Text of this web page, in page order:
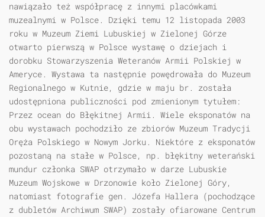
nawiązało też współpracę z innymi placówkami
muzealnymi w Polsce. Dzięki temu 12 listopada 2003
roku w Muzeum Ziemi Lubuskiej w Zielonej Górze
otwarto pierwszą w Polsce wystawę o dziejach i
dorobku Stowarzyszenia Weteranów Armii Polskiej w
Ameryce. Wystawa ta następnie powędrowała do Muzeum
Regionalnego w Kutnie, gdzie w maju br. została
udostępniona publiczności pod zmienionym tytułem:
Przez ocean do Błękitnej Armii. Wiele eksponatów na
obu wystawach pochodziło ze zbiorów Muzeum Tradycji
Oręża Polskiego w Nowym Jorku. Niektóre z eksponatów
pozostaną na stałe w Polsce, np. błękitny weterański
mundur członka SWAP otrzymało w darze Lubuskie
Muzeum Wojskowe w Drzonowie koło Zielonej Góry,
natomiast fotografie gen. Józefa Hallera (pochodzące
z dubletów Archiwum SWAP) zostały ofiarowane Centrum